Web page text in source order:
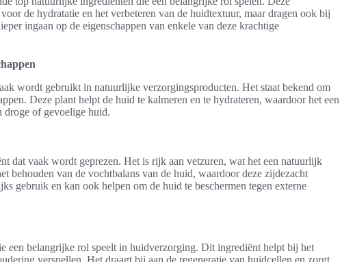
de hydratatie en het verbeteren van de huidtextuur, maar dragen ook bij
ingaan op de eigenschappen van enkele van deze krachtige
wordt gebruikt in natuurlijke verzorgingsproducten. Het staat bekend om
Deze plant helpt de huid te kalmeren en te hydrateren, waardoor het een
droge of gevoelige huid.
dat vaak wordt geprezen. Het is rijk aan vetzuren, wat het een natuurlijk
behouden van de vochtbalans van de huid, waardoor deze zijdezacht
gebruik en kan ook helpen om de huid te beschermen tegen externe
een belangrijke rol speelt in huidverzorging. Dit ingrediënt helpt bij het
versnellen. Het draagt bij aan de regeneratie van huidcellen en zorgt